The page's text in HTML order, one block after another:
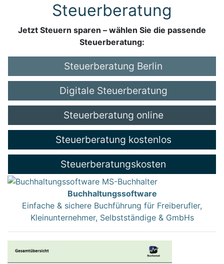
Steuerberatung
Jetzt Steuern sparen – wählen Sie die passende
Steuerberatung:
Steuerberatung Berlin
Digitale Steuerberatung
Steuerberatung online
Steuerberatung kostenlos
Steuerberatungskosten
Buchhaltungssoftware
Einfache & sichere Buchführung für Freiberufler,
Kleinunternehmer, Selbstständige & GmbHs